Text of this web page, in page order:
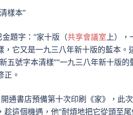
樣本”
題字：“家十版（共享會議室上），
，它又是一九三八年新十版的藍本
五號字本清樣”“一九三八年新十版
正。
通書店預備第十次印刷《家》，此
趁這個機遇，他“耐煩地把它從頭至